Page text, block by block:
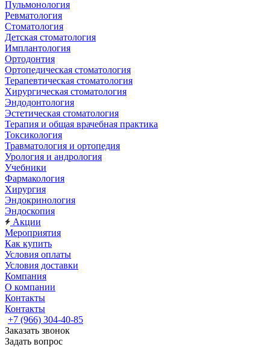
Пульмонология
Ревматология
Стоматология
Детская стоматология
Имплантология
Ортодонтия
Ортопедическая стоматология
Терапевтическая стоматология
Хирургическая стоматология
Эндодонтология
Эстетическая стоматология
Терапия и общая врачебная практика
Токсикология
Травматология и ортопедия
Урология и андрология
Учебники
Фармакология
Хирургия
Эндокринология
Эндоскопия
Акции
Мероприятия
Как купить
Условия оплаты
Условия доставки
Компания
О компании
Контакты
Контакты
+7 (966) 304-40-85
Заказать звонок
Задать вопрос